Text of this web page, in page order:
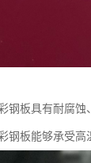
钢板具有耐腐蚀
钢板能够承受高